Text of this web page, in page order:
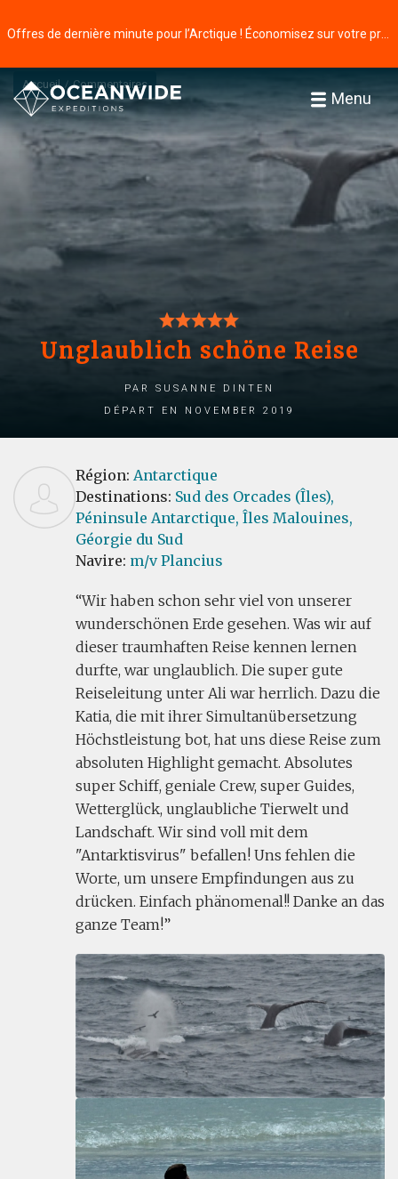
Menu
Accueil Commentaires
Unglaublich schöne Reise
par Susanne Dinten
Départ en November 2019
Région: Antarctique
Destinations: Sud des Orcades (Îles),
Péninsule Antarctique, Îles Malouines,
Géorgie du Sud
Navire: m/v Plancius
Wir haben schon sehr viel von unserer
wunderschönen Erde gesehen. Was wir auf
dieser traumhaften Reise kennen lernen
durfte, war unglaublich. Die super gute
Reiseleitung unter Ali war herrlich. Dazu die
Katia, die mit ihrer Simultanübersetzung
Höchstleistung bot, hat uns diese Reise zum
absoluten Highlight gemacht. Absolutes
super Schiff, geniale Crew, super Guides,
Wetterglück, unglaubliche Tierwelt und
Landschaft. Wir sind voll mit dem
"Antarktisvirus" befallen! Uns fehlen die
Worte, um unsere Empfindungen aus zu
drücken. Einfach phänomenal!! Danke an das
ganze Team!